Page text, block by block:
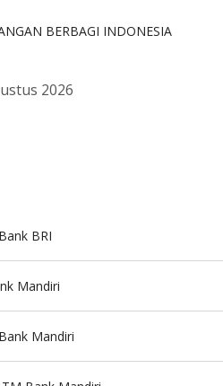
2026
BRI
Mandiri
Mandiri